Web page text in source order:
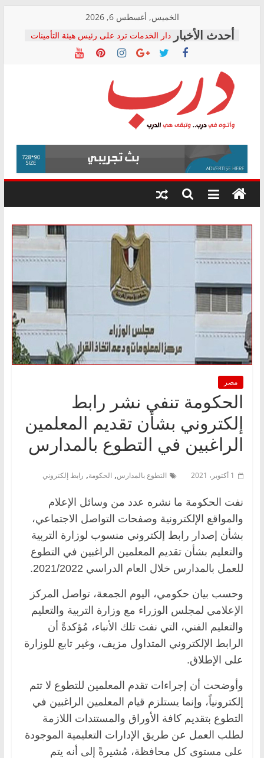
content
الخميس, أغسطس 6, 2026
دار الخدمات ترد على رئيس هيئة التأمينات
بعد مؤتمره الصحفي: إنكار الأزمة لا ينهي
معاناة أصحاب المعاشات.. ونطالب بكشف
فرحات سليمان يكتب: القطاع الصحي إلى
أين؟
حزب التحالف الشعبي يطلق لجنة “الحق
في الصحة” بالإسكندرية لرصد الانتهاكات
ودعم المرضى
الوزاري لمدينة الصحفيين.. وانتهاء أعمال
إنشاء المبنى الإداري
المجلس القومي لحقوق الإنسان يعلن
متابعة قضية الدكتور محمد زهران.. ويؤكد:
قرينة البراءة وضمانات المحاكمة العادلة
درب
وأتوه
درب..
وتبقى
هي
مصر
الحكومة تنفي نشر رابط
إلكتروني بشأن تقديم المعلمين
الراغبين في التطوع بالمدارس
1 أكتوبر، 2021 التطوع بالمدارس, الحكومة, رابط إلكتروني
نفت الحكومة ما نشره عدد من وسائل الإعلام
والمواقع الإلكترونية وصفحات التواصل الاجتماعي،
بشأن إصدار رابط إلكتروني منسوب لوزارة التربية
والتعليم بشأن تقديم المعلمين الراغبين في التطوع
للعمل بالمدارس خلال العام الدراسي 2021/2022.
وحسب بيان حكومي، اليوم الجمعة، تواصل المركز
الإعلامي لمجلس الوزراء مع وزارة التربية والتعليم
والتعليم الفني، التي نفت تلك الأنباء، مُؤكدةً أن
الرابط الإلكتروني المتداول مزيف، وغير تابع للوزارة
على الإطلاق.
وأوضحت أن إجراءات تقدم المعلمين للتطوع لا تتم
إلكترونياً، وإنما يستلزم قيام المعلمين الراغبين في
التطوع بتقديم كافة الأوراق والمستندات اللازمة
لطلب العمل عن طريق الإدارات التعليمية الموجودة
على مستوى كل محافظة، مُشيرةً إلى أنه يتم